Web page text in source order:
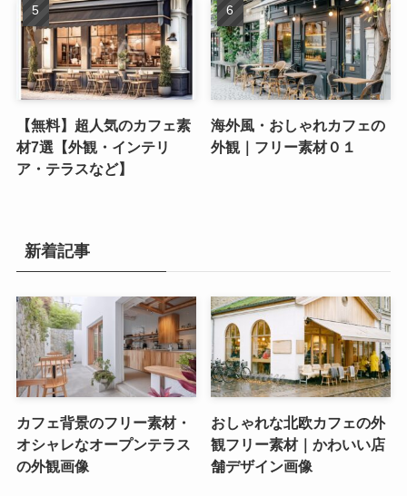
【無料】超人気のカフェ素
材7選【外観・インテリ
ア・テラスなど】
海外風・おしゃれカフェの
外観｜フリー素材０１
新着記事
カフェ背景のフリー素材・
オシャレなオープンテラス
の外観画像
おしゃれな北欧カフェの外
観フリー素材｜かわいい店
舗デザイン画像